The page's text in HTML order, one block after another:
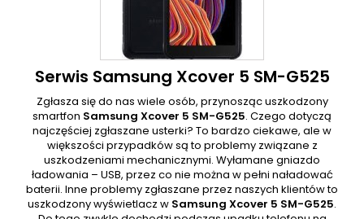
Serwis Samsung Xcover 5 SM-G525
Zgłasza się do nas wiele osób, przynosząc uszkodzony
smartfon Samsung Xcover 5 SM-G525. Czego dotyczą
najczęściej zgłaszane usterki? To bardzo ciekawe, ale w
większości przypadków są to problemy związane z
uszkodzeniami mechanicznymi. Wyłamane gniazdo
ładowania – USB, przez co nie można w pełni naładować
baterii. Inne problemy zgłaszane przez naszych klientów to
uszkodzony wyświetlacz w Samsung Xcover 5 SM-G525.